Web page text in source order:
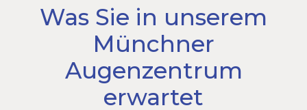
Was Sie in unserem
Münchner
Augenzentrum
erwartet